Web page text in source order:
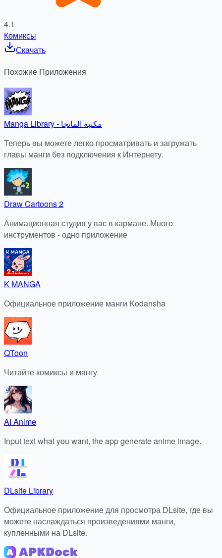
4.1
Комиксы
Скачать
Похожие Приложения
Manga Library - مكتبة المانجا
Теперь вы можете легко просматривать и загружать
главы манги без подключения к Интернету.
Draw Cartoons 2
Анимационная студия у вас в кармане. Много
инструментов - одно приложение
K MANGA
Официальное приложение манги Kodansha
QToon
Читайте комиксы и мангу
AI Anime
Input text what you want, the app generate anime image.
DLsite Library
Официальное приложение для просмотра DLsite, где вы
можете наслаждаться произведениями манги,
купленными на DLsite.